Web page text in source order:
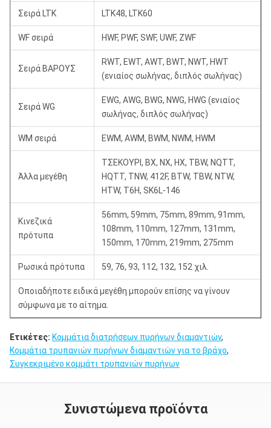
Σειρά LTK LTK48, LTK60
WF σειρά HWF, PWF, SWF, UWF, ZWF
Σειρά ΒΑΡΟΥΣ
RWT, EWT, AWT, BWT, NWT, HWT
(ενιαίος σωλήνας, διπλός σωλήνας)
Σειρά WG
EWG, AWG, BWG, NWG, HWG (ενιαίος
σωλήνας, διπλός σωλήνας)
WM σειρά EWM, AWM, BWM, NWM, HWM
Άλλα μεγέθη
ΤΣΕΚΟΥΡΙ, BX, NX, HX, TBW, NQTT,
HQTT, TNW, 412F, BTW, TBW, NTW,
HTW, T6H, SK6L-146
Κινεζικά
πρότυπα
56mm, 59mm, 75mm, 89mm, 91mm,
108mm, 110mm, 127mm, 131mm,
150mm, 170mm, 219mm, 275mm
Ρωσικά πρότυπα 59, 76, 93, 112, 132, 152 χιλ.
Οποιαδήποτε ειδικά μεγέθη μπορούν επίσης να γίνουν
σύμφωνα με το αίτημα.
Ετικέτες: Κομμάτια διατρήσεων πυρήνων διαμαντιών,
Κομμάτια τρυπανιών πυρήνων διαμαντιών για το βράχο,
Συγκεκριμένο κομμάτι τρυπανιών πυρήνων
Συνιστώμενα προϊόντα